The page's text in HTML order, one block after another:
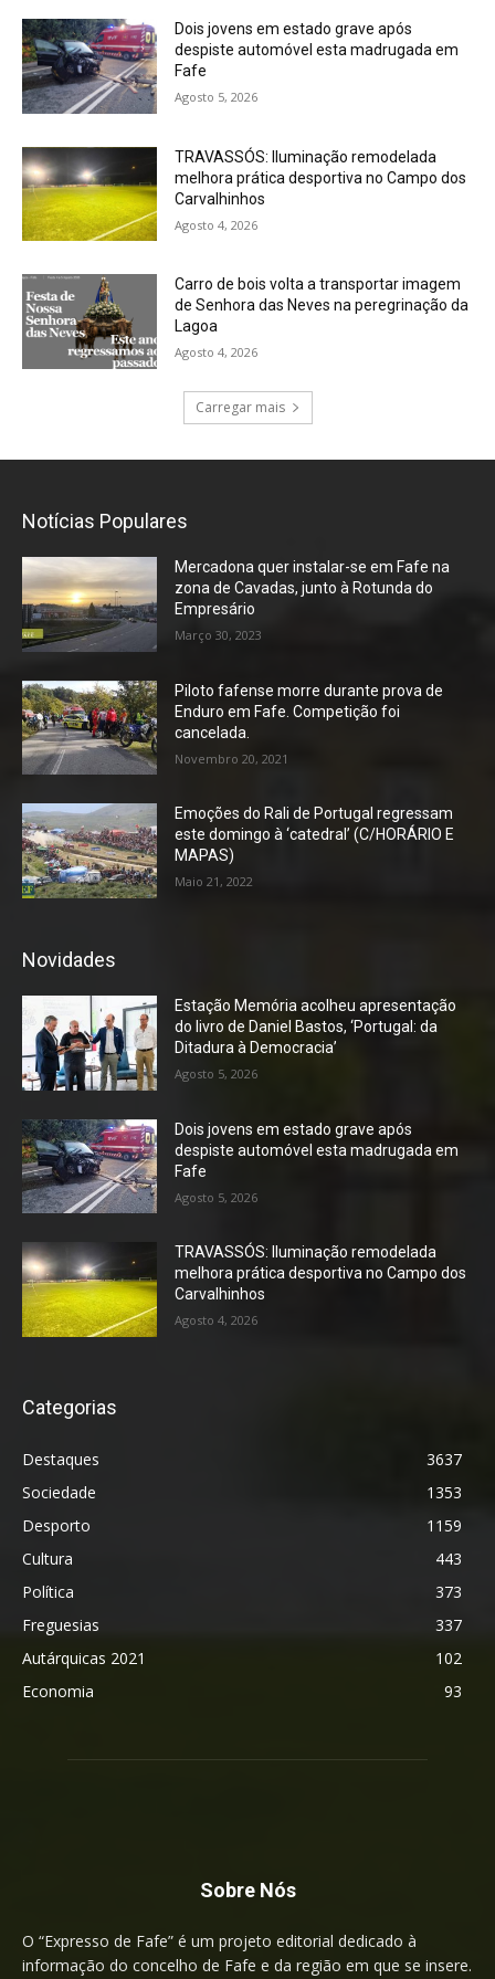
Dois jovens em estado grave após
despiste automóvel esta madrugada em
Fafe
Agosto 5, 2026
TRAVASSÓS: Iluminação remodelada
melhora prática desportiva no Campo dos
Carvalhinhos
Agosto 4, 2026
Carro de bois volta a transportar imagem
de Senhora das Neves na peregrinação da
Lagoa
Agosto 4, 2026
Carregar mais
Notícias Populares
Mercadona quer instalar-se em Fafe na
zona de Cavadas, junto à Rotunda do
Empresário
Março 30, 2023
Piloto fafense morre durante prova de
Enduro em Fafe. Competição foi
cancelada.
Novembro 20, 2021
Emoções do Rali de Portugal regressam
este domingo à ‘catedral’ (C/HORÁRIO E
MAPAS)
Maio 21, 2022
Novidades
Estação Memória acolheu apresentação
do livro de Daniel Bastos, ‘Portugal: da
Ditadura à Democracia’
Agosto 5, 2026
Dois jovens em estado grave após
despiste automóvel esta madrugada em
Fafe
Agosto 5, 2026
TRAVASSÓS: Iluminação remodelada
melhora prática desportiva no Campo dos
Carvalhinhos
Agosto 4, 2026
Categorias
Destaques
3637
Sociedade
1353
Desporto
1159
Cultura
443
Política
373
Freguesias
337
Autárquicas 2021
102
Economia
93
Sobre Nós
O “Expresso de Fafe” é um projeto editorial dedicado à
informação do concelho de Fafe e da região em que se insere.